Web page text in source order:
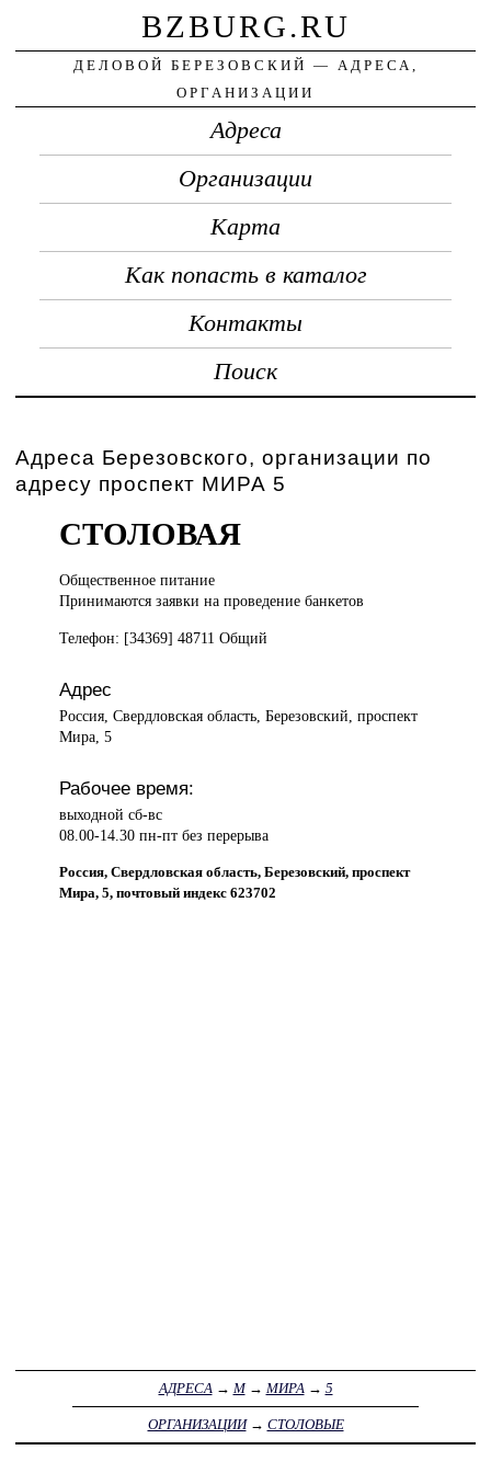
BZBURG.RU
ДЕЛОВОЙ БЕРЕЗОВСКИЙ — АДРЕСА,
ОРГАНИЗАЦИИ
Адреса
Организации
Карта
Как попасть в каталог
Контакты
Поиск
Адреса Березовского, организации по
адресу проспект МИРА 5
СТОЛОВАЯ
Общественное питание
Принимаются заявки на проведение банкетов
Телефон: [34369] 48711 Общий
Адрес
Россия, Свердловская область, Березовский, проспект
Мира, 5
Рабочее время:
выходной сб-вс
08.00-14.30 пн-пт без перерыва
Россия, Свердловская область, Березовский, проспект
Мира, 5, почтовый индекс 623702
АДРЕСА→ М→ МИРА→ 5
ОРГАНИЗАЦИИ→ СТОЛОВЫЕ